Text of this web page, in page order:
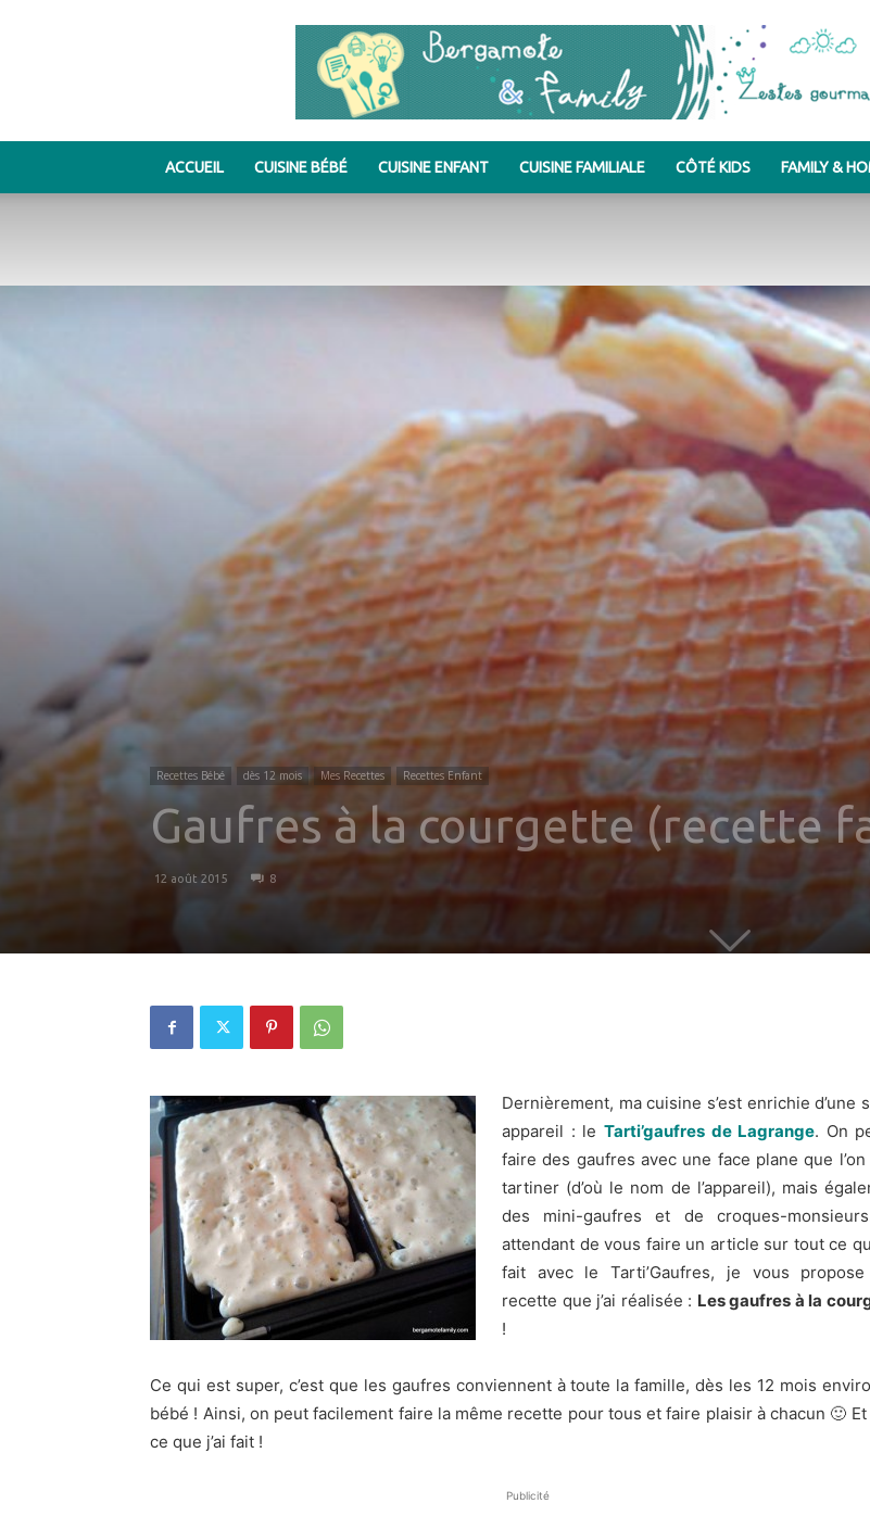
&
Family
ACCUEIL CUISINE BÉBÉ CUISINE ENFANT CUISINE FAMILIALE CÔTÉ KIDS FAMILY &
Recettes Bébé dès 12 mois Mes Recettes Recettes Enfant
Gaufres à la courgette (recette
12 août 2015 8
​Dernièrement, ma cuisine s’est enrichie d’une
appareil : le Tarti’gaufres de Lagrange. On
faire des gaufres avec une face plane que
tartiner (d’où le nom de l’appareil), mais
des mini-gaufres et de croques-
attendant de vous faire un article sur tout ce
fait avec le Tarti’Gaufres, je vous
recette que j’ai réalisée : Les gaufres à la
!
Ce qui est super, c’est que les gaufres conviennent à toute la famille, dès les 12 mois
bébé ! Ainsi, on peut facilement faire la même recette pour tous et faire plaisir à chacun 🙂 Et
ce que j’ai fait !
Publicité